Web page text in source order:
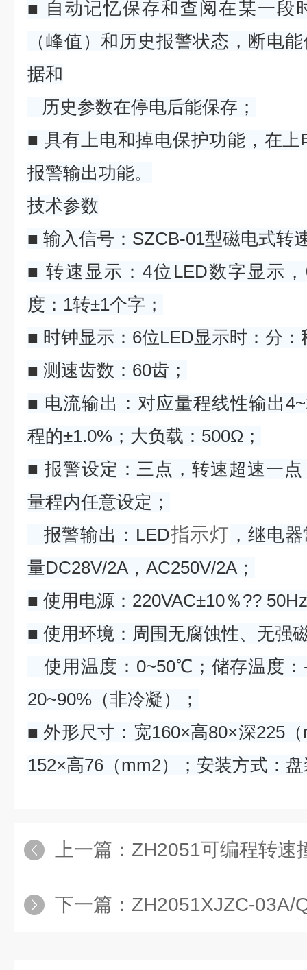
■ 自动记忆保存和查阅在某一段
（峰值）和历史报警状态，断电
据和
历史参数在停电后能保存；
■ 具有上电和掉电保护功能，在
报警输出功能。
技术参数
■ 输入信号：SZCB-01型磁电式转
■ 转速显示：4位LED数字显示
度：1转±1个字；
■ 时钟显示：6位LED显示时：分：
■ 测速齿数：60齿；
■ 电流输出：对应量程线性输出
程的±1.0%；大负载：500Ω；
■ 报警设定：三点，转速超速一
量程内任意设定；
报警输出：LED指示灯 ，继电
量DC28V/2A，AC250V/2A；
■ 使用电源：220VAC±10％??
■ 使用环境：周围无腐蚀性、无强
使用温度：0~50℃；储存温度
20~90%（非冷凝）；
■ 外形尺寸：宽160×高80×深225
152×高76（mm2）；安装方式：
上一篇： ZH2051可编程转速
下一篇： ZH2051XJZC-03A/QZH2051XJZC-